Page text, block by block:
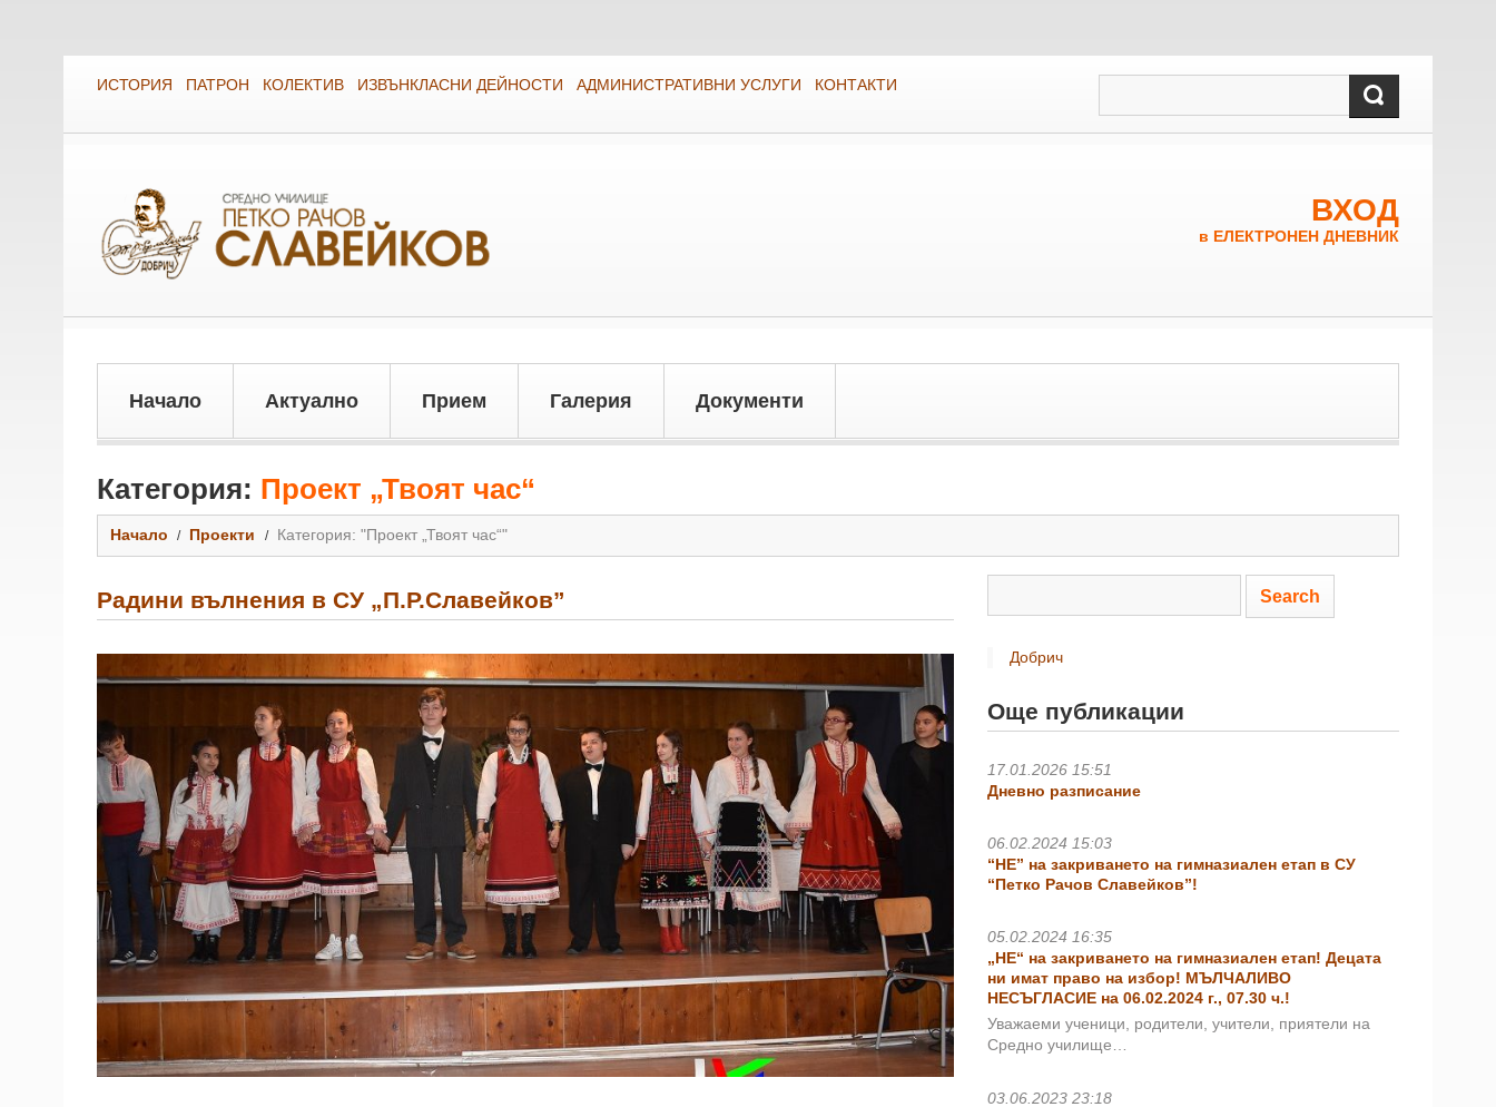
ИСТОРИЯ ПАТРОН КОЛЕКТИВ ИЗВЪНКЛАСНИ ДЕЙНОСТИ АДМИНИСТРАТИВНИ УСЛУГИ КОНТАКТИ
ВХОД
в ЕЛЕКТРОНЕН ДНЕВНИК
Начало Актуално Прием Галерия Документи
Категория: Проект „Твоят час“
Начало Проекти Категория: "Проект „Твоят час“"
Радини вълнения в СУ „П.Р.Славейков”
Добрич
Още публикации
17.01.2026 15:51
Дневно разписание
06.02.2024 15:03
“НЕ” на закриването на гимназиален етап в СУ
“Петко Рачов Славейков”!
05.02.2024 16:35
„НЕ“ на закриването на гимназиален етап! Децата
ни имат право на избор! МЪЛЧАЛИВО
НЕСЪГЛАСИЕ на 06.02.2024 г., 07.30 ч.!
Уважаеми ученици, родители, учители, приятели на
Средно училище…
03.06.2023 23:18